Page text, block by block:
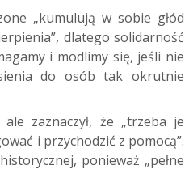
„kumulują w sobie głód
dlatego solidarność
i modlimy się, jeśli nie
do osób tak okrutnie
zaznaczył, że „trzeba je
i przychodzić z pomocą”.
ponieważ „pełne